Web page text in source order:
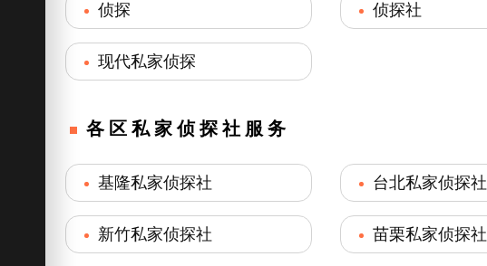
侦探 侦探社
现代私家侦探
各区私家侦探社服务
基隆私家侦探社 台北私家侦探社
新竹私家侦探社 苗栗私家侦探社